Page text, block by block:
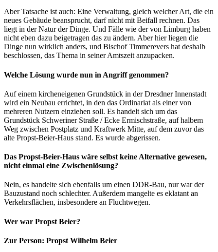
Aber Tatsache ist auch: Eine Verwaltung, gleich welcher Art, die ein
neues Gebäude beansprucht, darf nicht mit Beifall rechnen. Das
liegt in der Natur der Dinge. Und Fälle wie der von Limburg haben
nicht eben dazu beigetragen das zu ändern. Aber hier liegen die
Dinge nun wirklich anders, und Bischof Timmerevers hat deshalb
beschlossen, das Thema in seiner Amtszeit anzupacken.
Welche Lösung wurde nun in Angriff genommen?
Auf einem kircheneigenen Grundstück in der Dresdner Innenstadt
wird ein Neubau errichtet, in den das Ordinariat als einer von
mehreren Nutzern einziehen soll. Es handelt sich um das
Grundstück Schweriner Straße / Ecke Ermischstraße, auf halbem
Weg zwischen Postplatz und Kraftwerk Mitte, auf dem zuvor das
alte Propst-Beier-Haus stand. Es wurde abgerissen.
Das Propst-Beier-Haus wäre selbst keine Alternative gewesen,
nicht einmal eine Zwischenlösung?
Nein, es handelte sich ebenfalls um einen DDR-Bau, nur war der
Bauzustand noch schlechter. Außerdem mangelte es eklatant an
Verkehrsflächen, insbesondere an Fluchtwegen.
Wer war Propst Beier?
Zur Person: Propst Wilhelm Beier